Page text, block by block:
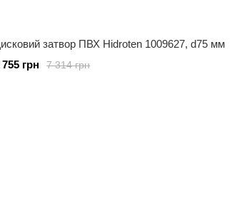
затвор ПВХ Hidroten 1009627, d75 мм
7 314 грн
755 грн